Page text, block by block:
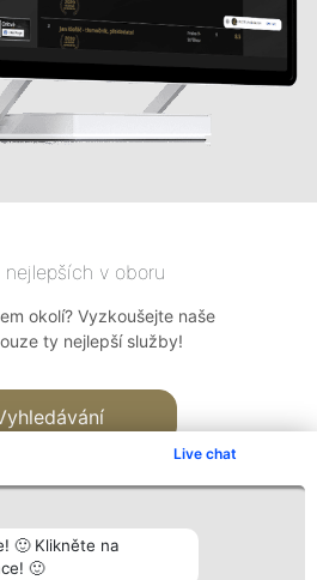
Live chat
🙂 Klikněte na
🙂
v oboru
okolí? Vyzkoušejte naše
ty nejlepší služby!